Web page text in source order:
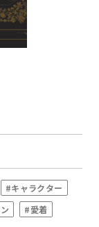
#キャラクター
#愛着